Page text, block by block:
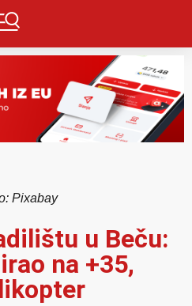
Pixabay
u Beču:
na +35,